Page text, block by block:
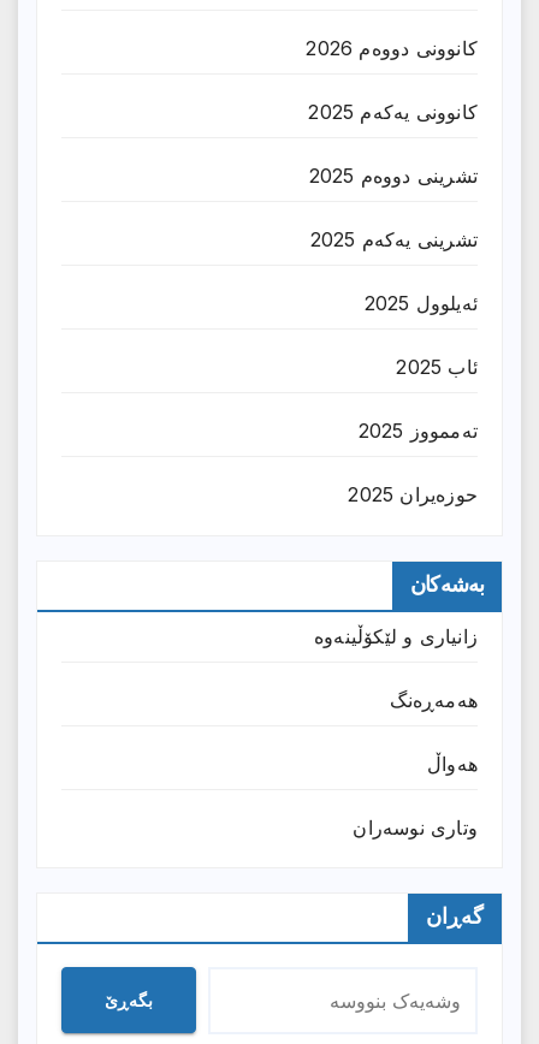
کانوونی دووەم 2026
کانوونی یەکەم 2025
تشرینی دووەم 2025
تشرینی یەکەم 2025
ئەیلوول 2025
ئاب 2025
تەممووز 2025
حوزه‌یران 2025
بەشەکان
زانیارى و لێکۆڵینەوە
هەمەڕەنگ
هەواڵ
وتارى نوسەران
گەڕان
بگەڕێ